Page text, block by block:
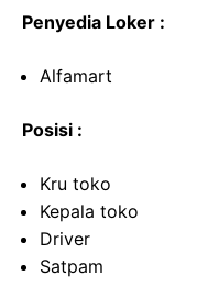
Penyedia Loker :
Alfamart
Posisi :
Kru toko
Kepala toko
Driver
Satpam